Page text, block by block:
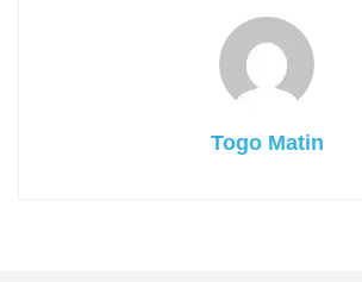
Togo Matin